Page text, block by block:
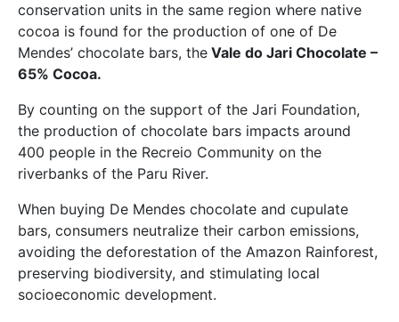
conservation units in the same region where native
cocoa is found for the production of one of De
Mendes’ chocolate bars, the Vale do Jari Chocolate –
65% Cocoa.
By counting on the support of the Jari Foundation,
the production of chocolate bars impacts around
400 people in the Recreio Community on the
riverbanks of the Paru River.
When buying De Mendes chocolate and cupulate
bars, consumers neutralize their carbon emissions,
avoiding the deforestation of the Amazon Rainforest,
preserving biodiversity, and stimulating local
socioeconomic development.